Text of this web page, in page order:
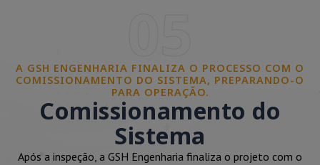
A GSH ENGENHARIA FINALIZA O PROCESSO COM O
COMISSIONAMENTO DO SISTEMA, PREPARANDO-O
PARA OPERAÇÃO.
Comissionamento do
Sistema
Após a inspeção, a GSH Engenharia finaliza o projeto com o